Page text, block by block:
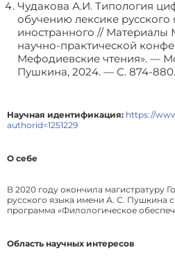
Чудакова А.И. Типология
обучению лексике русского
иностранного //
научно-практической
Мефодиевские чтения». —
Пушкина, 2024. — С. 874-880.
Научная идентификация: https://
authorid=1251229
О себе
В 2020 году окончила магистратуру
русского языка имени А. С. Пушкина
программа «Филологическое
Область научных интересов